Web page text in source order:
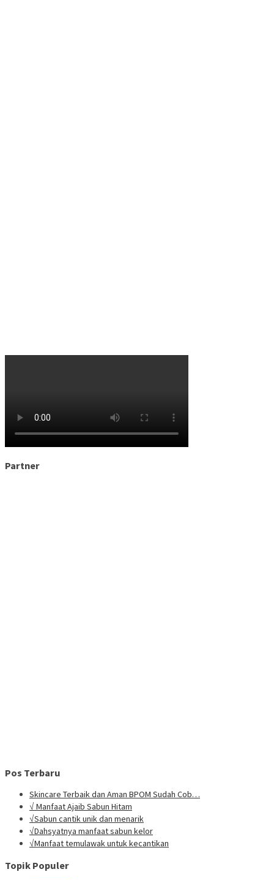
Partner
Pos Terbaru
Skincare Terbaik dan Aman BPOM Sudah Cob…
√ Manfaat Ajaib Sabun Hitam
√Sabun cantik unik dan menarik
√Dahsyatnya manfaat sabun kelor
√Manfaat temulawak untuk kecantikan
Topik Populer